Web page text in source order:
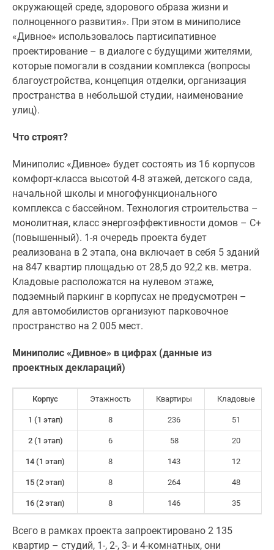
сайте
Дзен
Машино-
места
Апартаменты
#траншевая
#рассрочка
ипотека
Квартиры
скидками
41%
Видео
360°
новостроек
Субсидированная
застройщиком
Rutube
Поиск
Москве
Программа
реновации
Москве
Новостройки
премиум-
класса
Новостройки
класса
окружающей среде, здорового образа жизни и
полноценного развития». При этом в миниполисе
«Дивное» использовалось партисипативное
проектирование – в диалоге с будущими жителями,
которые помогали в создании комплекса (вопросы
благоустройства, концепция отделки, организация
пространства в небольшой студии, наименование
улиц).
Что строят?
Миниполис «Дивное» будет состоять из 16 корпусов
комфорт-класса высотой 4-8 этажей, детского сада,
начальной школы и многофункционального
комплекса с бассейном. Технология строительства –
монолитная, класс энергоэффективности домов – С+
(повышенный). 1-я очередь проекта будет
реализована в 2 этапа, она включает в себя 5 зданий
на 847 квартир площадью от 28,5 до 92,2 кв. метра.
Кладовые расположатся на нулевом этаже,
подземный паркинг в корпусах не предусмотрен –
для автомобилистов организуют парковочное
пространство на 2 005 мест.
Миниполис «Дивное» в цифрах (данные из
проектных деклараций)
Корпус Этажность Квартиры Кладовые
1 (1 этап) 8 236 51
2 (1 этап) 6 58 20
14 (1 этап) 8 143 12
15 (2 этап) 8 264 48
16 (2 этап) 8 146 35
Всего в рамках проекта запроектировано 2 135
квартир – студий, 1-, 2-, 3- и 4-комнатных, они